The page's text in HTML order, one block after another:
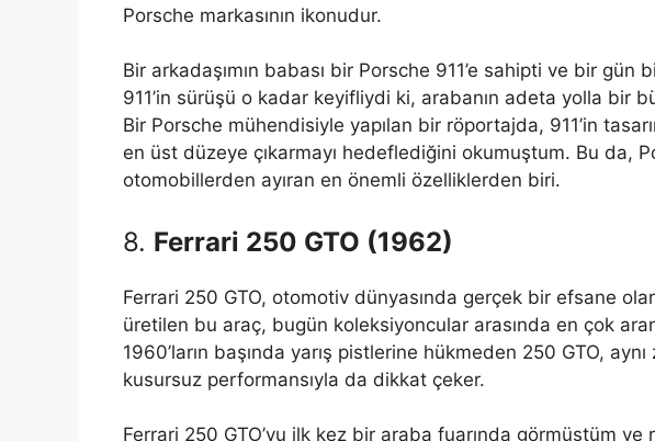
Porsche markasının ikonudur.
Bir arkadaşımın babası bir Porsche 911’e sahipti ve bir gün
911’in sürüşü o kadar keyifliydi ki, arabanın adeta yolla bir
Bir Porsche mühendisiyle yapılan bir röportajda, 911’in
en üst düzeye çıkarmayı hedeflediğini okumuştum. Bu da,
otomobillerden ayıran en önemli özelliklerden biri.
8. Ferrari 250 GTO (1962)
Ferrari 250 GTO, otomotiv dünyasında gerçek bir efsane
üretilen bu araç, bugün koleksiyoncular arasında en çok
1960’ların başında yarış pistlerine hükmeden 250 GTO,
kusursuz performansıyla da dikkat çeker.
Ferrari 250 GTO’yu ilk kez bir araba fuarında görmüştüm ve